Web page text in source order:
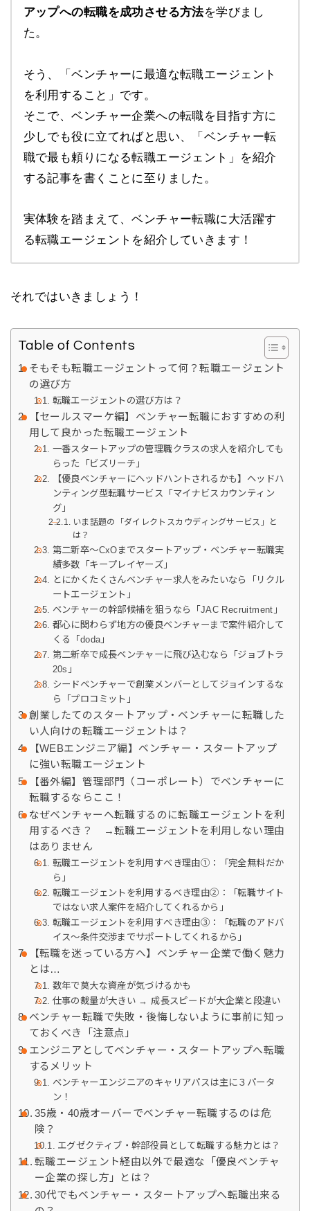
アップへの転職を成功させる方法を学びまし
た。
そう、「ベンチャーに最適な転職エージェント
を利用すること」です。
そこで、ベンチャー企業への転職を目指す方に
少しでも役に立てればと思い、「ベンチャー転
職で最も頼りになる転職エージェント」を紹介
する記事を書くことに至りました。
実体験を踏まえて、ベンチャー転職に大活躍す
る転職エージェントを紹介していきます！
それではいきましょう！
Table of Contents
そもそも転職エージェントって何？転職エージェント
の選び方
転職エージェントの選び方は？
【セールスマーケ編】ベンチャー転職におすすめの利
用して良かった転職エージェント
一番スタートアップの管理職クラスの求人を紹介しても
らった「ビズリーチ」
【優良ベンチャーにヘッドハントされるかも】ヘッドハ
ンティング型転職サービス「マイナビスカウンティン
グ」
いま話題の「ダイレクトスカウディングサービス」と
は？
第二新卒〜CxOまでスタートアップ・ベンチャー転職実
績多数「キープレイヤーズ」
とにかくたくさんベンチャー求人をみたいなら「リクル
ートエージェント」
ベンチャーの幹部候補を狙うなら「JAC Recruitment」
都心に関わらず地方の優良ベンチャーまで案件紹介して
くる「doda」
第二新卒で成長ベンチャーに飛び込むなら「ジョブトラ
20s」
シードベンチャーで創業メンバーとしてジョインするな
ら「プロコミット」
創業したてのスタートアップ・ベンチャーに転職した
い人向けの転職エージェントは？
【WEBエンジニア編】ベンチャー・スタートアップ
に強い転職エージェント
【番外編】管理部門（コーポレート）でベンチャーに
転職するならここ！
なぜベンチャーへ転職するのに転職エージェントを利
用するべき？ →転職エージェントを利用しない理由
はありません
転職エージェントを利用すべき理由①：「完全無料だか
ら」
転職エージェントを利用するべき理由②：「転職サイト
ではない求人案件を紹介してくれるから」
転職エージェントを利用すべき理由③：「転職のアドバ
イス～条件交渉までサポートしてくれるから」
【転職を迷っている方へ】ベンチャー企業で働く魅力
とは…
数年で莫大な資産が気づけるかも
仕事の裁量が大きい → 成長スピードが大企業と段違い
ベンチャー転職で失敗・後悔しないように事前に知っ
ておくべき「注意点」
エンジニアとしてベンチャー・スタートアップへ転職
するメリット
ベンチャーエンジニアのキャリアパスは主に３パータ
ン！
35歳・40歳オーバーでベンチャー転職するのは危
険？
エグゼクティブ・幹部役員として転職する魅力とは？
転職エージェント経由以外で最適な「優良ベンチャ
ー企業の探し方」とは？
30代でもベンチャー・スタートアップへ転職出来る